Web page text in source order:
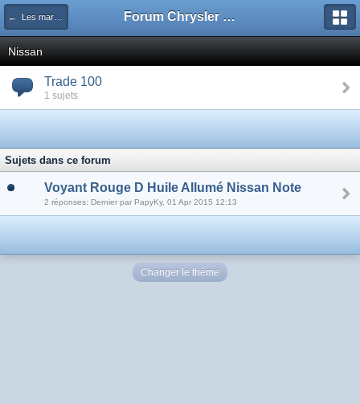
← Les marques disponibles Forum Chrysler voyager minivan, Renault, Bmw, Opel
Nissan
Trade 100
1 sujets
Sujets dans ce forum
Voyant Rouge D Huile Allumé Nissan Note
2 réponses: Dernier par PapyKy, 01 Apr 2015 12:13
Changer le thème